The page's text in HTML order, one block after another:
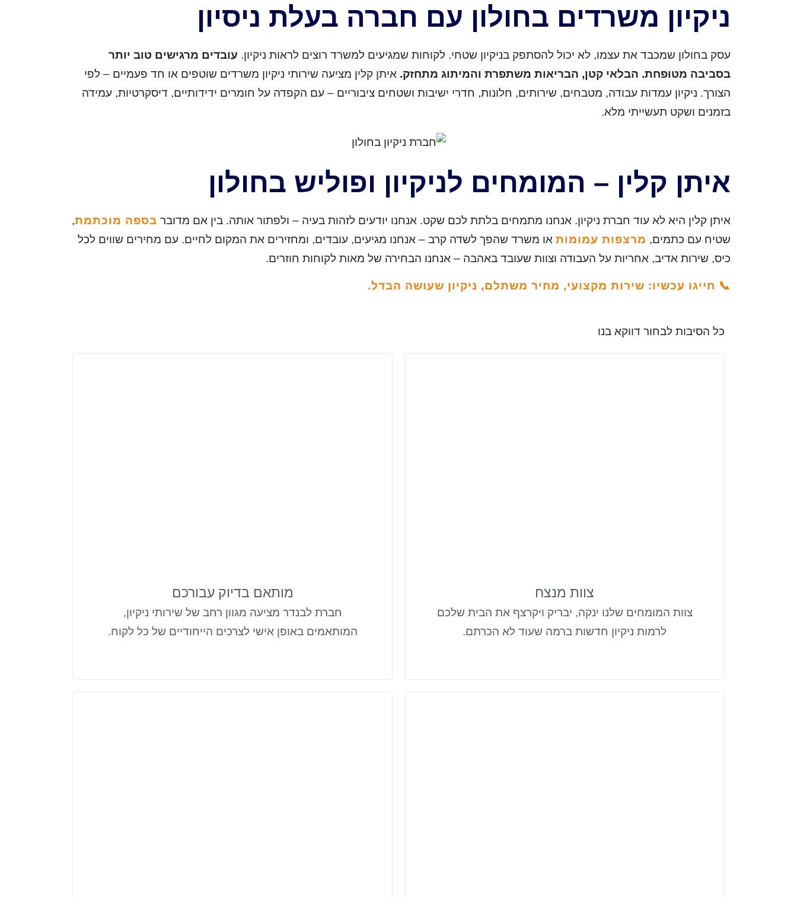
ניקיון משרדים בחולון עם חברה בעלת ניסיון
עסק בחולון שמכבד את עצמו, לא יכול להסתפק בניקיון שטחי. לקוחות שמגיעים למשרד רוצים לראות ניקיון. עובדים מרגישים טוב יותר
בסביבה מטופחת. הבלאי קטן, הבריאות משתפרת והמיתוג מתחזק. איתן קלין מציעה שירותי ניקיון משרדים שוטפים או חד פעמיים – לפי
הצורך. ניקיון עמדות עבודה, מטבחים, שירותים, חלונות, חדרי ישיבות ושטחים ציבוריים – עם הקפדה על חומרים ידידותיים, דיסקרטיות, עמידה
בזמנים ושקט תעשייתי מלא.
איתן קלין – המומחים לניקיון ופוליש בחולון
איתן קלין היא לא עוד חברת ניקיון. אנחנו מתמחים בלתת לכם שקט. אנחנו יודעים לזהות בעיה – ולפתור אותה. בין אם מדובר בספה מוכתמת,
שטיח עם כתמים, מרצפות עמומות או משרד שהפך לשדה קרב – אנחנו מגיעים, עובדים, ומחזירים את המקום לחיים. עם מחירים שווים לכל
כיס, שירות אדיב, אחריות על העבודה וצוות שעובד באהבה – אנחנו הבחירה של מאות לקוחות חוזרים.
📞 חייגו עכשיו: שירות מקצועי, מחיר משתלם, ניקיון שעושה הבדל.
כל הסיבות לבחור דווקא בנו
צוות מנצח
צוות המומחים שלנו ינקה, יבריק ויקרצף את הבית שלכם
לרמות ניקיון חדשות ברמה שעוד לא הכרתם.
מותאם בדיוק עבורכם
חברת לבנדר מציעה מגוון רחב של שירותי ניקיון,
המותאמים באופן אישי לצרכים הייחודיים של כל לקוח.